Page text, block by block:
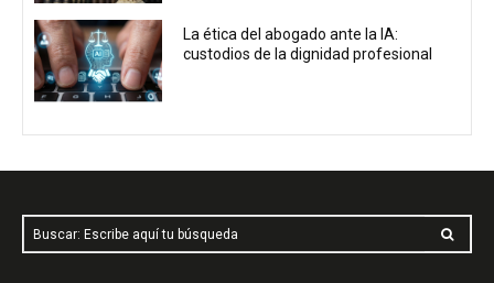
La ética del abogado ante la IA:
custodios de la dignidad profesional
Buscar: Escribe aquí tu búsqueda